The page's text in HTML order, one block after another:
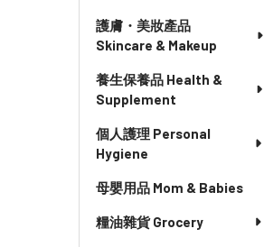
護膚・美妝產品
Skincare & Makeup
養生保養品 Health &
Supplement
個人護理 Personal
Hygiene
母嬰用品 Mom & Babies
糧油雜貨 Grocery